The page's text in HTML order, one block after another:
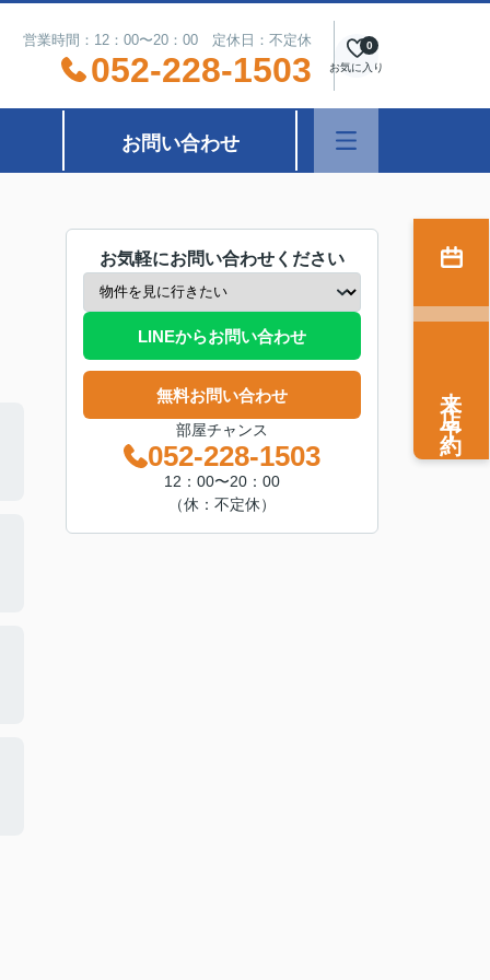
営業時間：12：00〜20：00 定休日：不定休
052-228-1503 お気に入り
0
お問い合わせ
お気軽にお問い合わせください
LINEからお問い合わせ
無料お問い合わせ
部屋チャンス
052-228-1503
12：00〜20：00
（休：不定休）
来店予約